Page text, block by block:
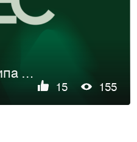
Разработка логотипа для гостевого дома
15 155